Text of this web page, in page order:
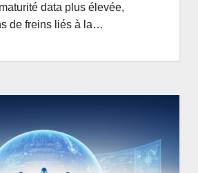
data plus élevée,
de freins liés à la…